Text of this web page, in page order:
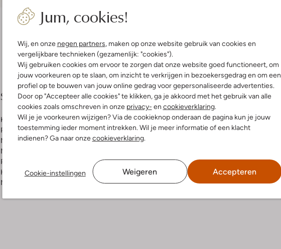
Jum, cookies!
Wij, en onze negen partners, maken op onze website gebruik van cookies en
vergelijkbare technieken (gezamenlijk: "cookies").
Wij gebruiken cookies om ervoor te zorgen dat onze website goed functioneert, om
jouw voorkeuren op te slaan, om inzicht te verkrijgen in bezoekersgedrag en om een
profiel op te bouwen van jouw online gedrag voor gepersonaliseerde advertenties.
Door op "Accepteer alle cookies" te klikken, ga je akkoord met het gebruik van alle
cookies zoals omschreven in onze privacy- en cookieverklaring.
Wil je je voorkeuren wijzigen? Via de cookieknop onderaan de pagina kun je jouw
toestemming ieder moment intrekken. Wil je meer informatie of een klacht
indienen? Ga naar onzecookieverklaring.
Cookie-instellingen Weigeren Accepteren
Bezorgen & retourneren
Samenstelling & Pasvorm
Kleur:Beige
Patroon:Gemeleerd
Materiaal:Katoen
Materiaalpercentages:
Pasvorm:
Halslijn:Rond
Mouwlengte:
Wasvoorschriften
Normaal wassen op 30 °C
Gewone chemische reiniging
Niet bleken